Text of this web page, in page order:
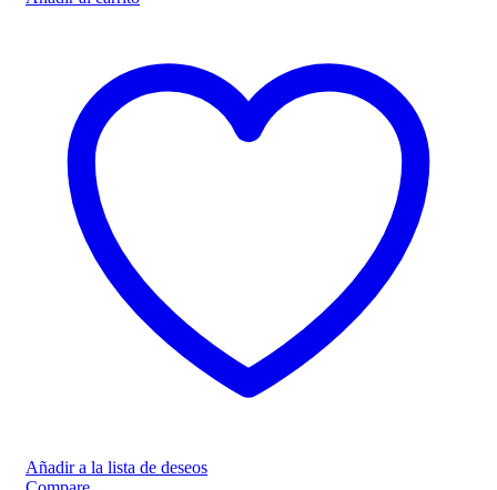
Añadir a la lista de deseos